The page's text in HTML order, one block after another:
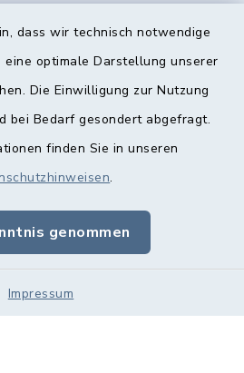
dass wir technisch notwendige
eine optimale Darstellung unserer
Die Einwilligung zur Nutzung
bei Bedarf gesondert abgefragt.
finden Sie in unseren
.
genommen
Impressum
Sitemap